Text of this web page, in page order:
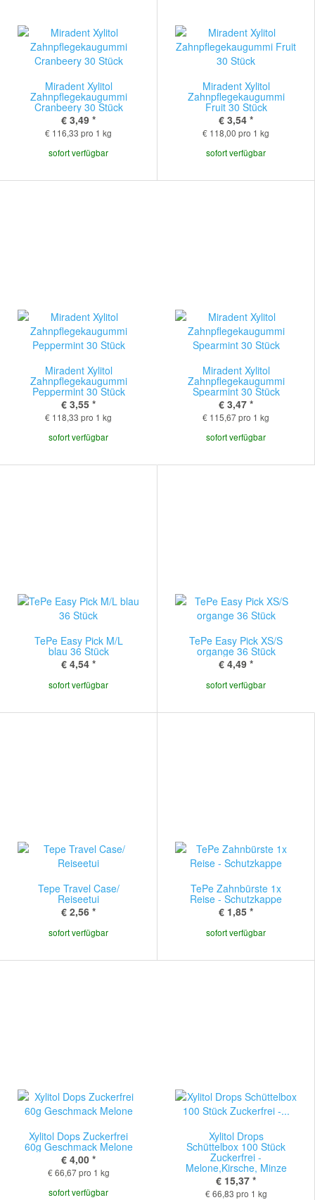
Miradent Xylitol
Zahnpflegekaugummi
Cranbeery 30 Stück
€ 3,49 *
€ 116,33 pro 1 kg
sofort verfügbar
Miradent Xylitol
Zahnpflegekaugummi
Fruit 30 Stück
€ 3,54 *
€ 118,00 pro 1 kg
sofort verfügbar
Miradent Xylitol
Zahnpflegekaugummi
Peppermint 30 Stück
€ 3,55 *
€ 118,33 pro 1 kg
sofort verfügbar
Miradent Xylitol
Zahnpflegekaugummi
Spearmint 30 Stück
€ 3,47 *
€ 115,67 pro 1 kg
sofort verfügbar
TePe Easy Pick M/L
blau 36 Stück
€ 4,54 *
sofort verfügbar
TePe Easy Pick XS/S
organge 36 Stück
€ 4,49 *
sofort verfügbar
Tepe Travel Case/
Reiseetui
€ 2,56 *
sofort verfügbar
TePe Zahnbürste 1x
Reise - Schutzkappe
€ 1,85 *
sofort verfügbar
Xylitol Dops Zuckerfrei
60g Geschmack Melone
€ 4,00 *
€ 66,67 pro 1 kg
sofort verfügbar
Xylitol Drops
Schüttelbox 100 Stück
Zuckerfrei -
Melone,Kirsche, Minze
€ 15,37 *
€ 66,83 pro 1 kg